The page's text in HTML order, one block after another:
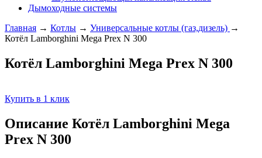
Дымоходные системы
Главная → Котлы → Универсальные котлы (газ,дизель) →
Котёл Lamborghini Mega Prex N 300
Котёл Lamborghini Mega Prex N 300
Купить в 1 клик
Описание Котёл Lamborghini Mega
Prex N 300